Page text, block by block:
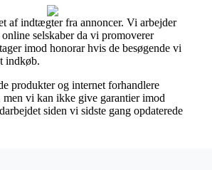
af indtægter fra annoncer. Vi arbejder
selskaber da vi promoverer
imod honorar hvis de besøgende vi
indkøb.
produkter og internet forhandlere
men vi kan ikke give garantier imod
siden vi sidste gang opdaterede